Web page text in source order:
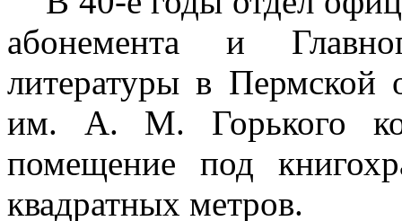
абонемента и
литературы в Пермской
им. А. М. Горького
помещение под
квадратных метров.